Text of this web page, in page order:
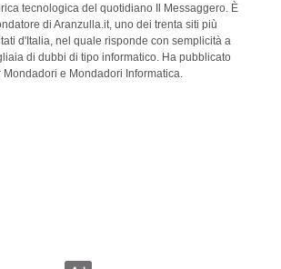
tecnologica del quotidiano Il Messaggero. È
di Aranzulla.it, uno dei trenta siti più
d'Italia, nel quale risponde con semplicità a
di dubbi di tipo informatico. Ha pubblicato
Mondadori e Mondadori Informatica.